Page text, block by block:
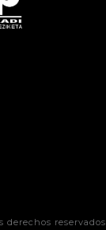
derechos reservados